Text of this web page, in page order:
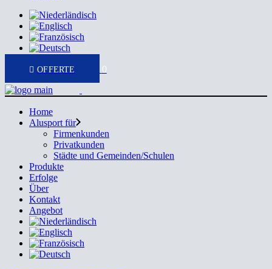
0
Home
Alusport für
Firmenkunden
Privatkunden
Städte und Gemeinden/Schulen
Produkte
Erfolge
Über
Kontakt
Angebot